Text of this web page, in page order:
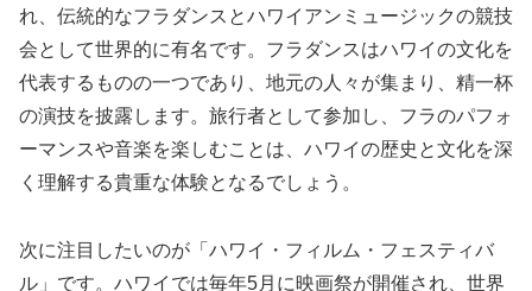
れ、伝統的なフラダンスとハワイアンミュージックの競技
会として世界的に有名です。フラダンスはハワイの文化を
代表するものの一つであり、地元の人々が集まり、精一杯
の演技を披露します。旅行者として参加し、フラのパフォ
ーマンスや音楽を楽しむことは、ハワイの歴史と文化を深
く理解する貴重な体験となるでしょう。
次に注目したいのが「ハワイ・フィルム・フェスティバ
ル」です。ハワイでは毎年5月に映画祭が開催され、世界